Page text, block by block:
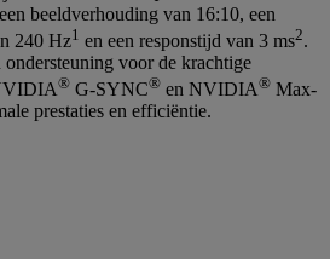
beeldverhouding van 16:10, een
240 Hz1 en een responstijd van 3 ms2.
voor de krachtige
® G-SYNC® en NVIDIA® Max-
prestaties en efficiëntie.